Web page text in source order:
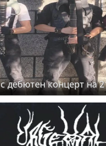
дебютен концерт на